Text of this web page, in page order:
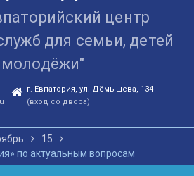
центр
для семьи, детей
молодёжи"
г. Евпатория, ул. Дёмышева, 134
(вход со двора)
15
по актуальным вопросам